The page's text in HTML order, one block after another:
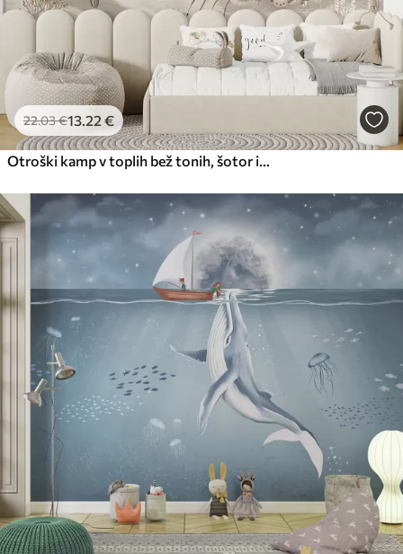
22.03€13 .22 €